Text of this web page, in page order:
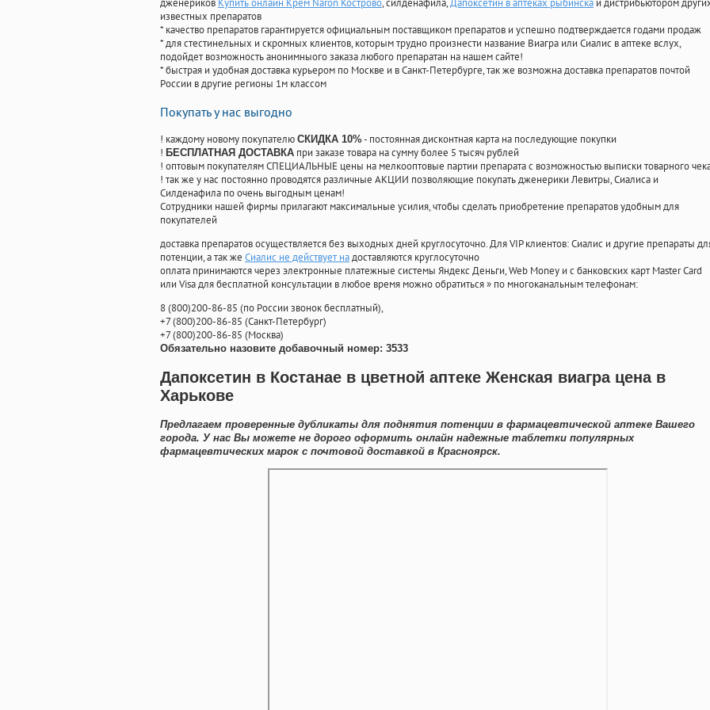
дженериков Купить онлайн Крем Naron Кострово, силденафила,Дапоксетин в аптеках рыбинска и дистрибьютором
известных препаратов
* качество препаратов гарантируется официальным поставщиком препаратов и успешно подтверждается годами продаж
* для стестинельных и скромных клиентов, которым трудно произнести название Виагра или Сиалис в аптеке вслух,
подойдет возможность анонимныого заказа любого препаратан на нашем сайте!
* быстрая и удобная доставка курьером по Москве и в Санкт-Петербурге, так же возможна доставка препаратов почтой
России в другие регионы 1м классом
Покупать у нас выгодно
! каждому новому покупателю СКИДКА 10%- постоянная дисконтная карта на последующие покупки
! БЕСПЛАТНАЯ ДОСТАВКА при заказе товара на сумму более 5 тысяч рублей
! оптовым покупателям СПЕЦИАЛЬНЫЕ цены на мелкооптовые партии препарата с возможностью выписки товарного
! так же у нас постоянно проводятся различные АКЦИИ позволяющие покупать дженерики Левитры, Сиалиса и
Силденафила по очень выгодным ценам!
Cотрудники нашей фирмы прилагают максимальные усилия, чтобы сделать приобретение препаратов удобным для
покупателей
доставка препаратов осуществляется без выходных дней круглосуточно. Для VIP клиентов: Сиалис и другие препараты
потенции, а так же Сиалис не действует надоставляются круглосуточно
оплата принимаются через электронные платежные системы Яндекс Деньги, Web Money и с банковских карт Master Card
или Visa для бесплатной консультации в любое время можно обратиться» по многоканальным телефонам:
8(800)200-86-85 (по России звонок бесплатный),
+7(800)200-86-85 (Санкт-Петербург)
+7(800)200-86-85 (Москва)
Обязательно назовите добавочный номер: 3533
Дапоксетин в Костанае в цветной аптеке Женская виагра цена в
Харькове
Предлагаем проверенные дубликаты для поднятия потенции в фармацевтической аптеке Вашего
города. У нас Вы можете не дорого оформить онлайн надежные таблетки популярных
фармацевтических марок с почтовой доставкой в Красноярск.